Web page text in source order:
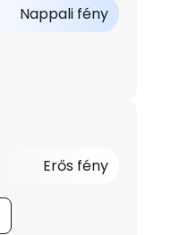
Nappali fény
Erős fény